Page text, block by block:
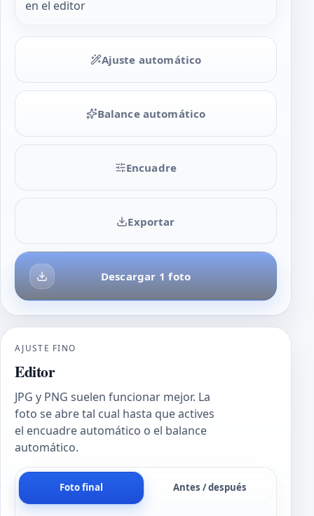
en el editor
Ajuste automático
Balance automático
Encuadre
Descargar 1 foto
Exportar
AJUSTE FINO
Editor
JPG y PNG suelen funcionar mejor. La
foto se abre tal cual hasta que actives
el encuadre automático o el balance
automático.
Foto final Antes / después